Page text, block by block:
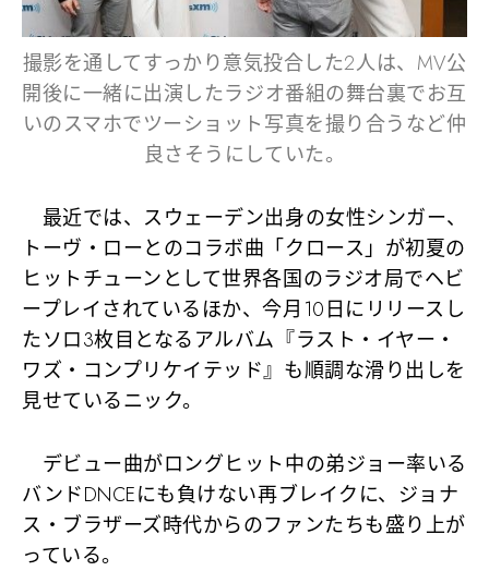
撮影を通してすっかり意気投合した2人は、MV公
開後に一緒に出演したラジオ番組の舞台裏でお互
いのスマホでツーショット写真を撮り合うなど仲
良さそうにしていた。
最近では、スウェーデン出身の女性シンガー、
トーヴ・ローとのコラボ曲「クロース」が初夏の
ヒットチューンとして世界各国のラジオ局でヘビ
ープレイされているほか、今月10日にリリースし
たソロ3枚目となるアルバム『ラスト・イヤー・
ワズ・コンプリケイテッド』も順調な滑り出しを
見せているニック。
デビュー曲がロングヒット中の弟ジョー率いる
バンドDNCEにも負けない再ブレイクに、ジョナ
ス・ブラザーズ時代からのファンたちも盛り上が
っている。